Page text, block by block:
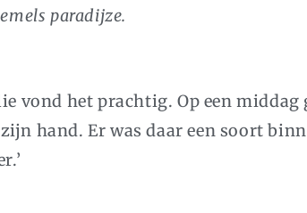
paradijze.
vond het prachtig. Op een
hand. Er was daar een soort